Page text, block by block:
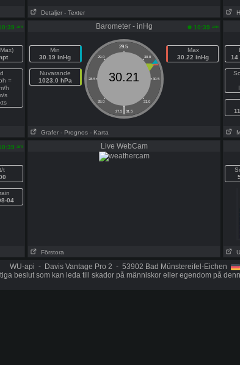
Detaljer - Texter
am
=
h
s
Barometer - inHg 10:39 am
Min
30.19 inHg
Nuvarande
1023.0 hPa
29.5
29.0 30.0
28.5 30.5
28.0 31.0
|
27.5 31.5
30.21
Max
30.22 inHg
Grafer - Prognos - Karta
14
am
t
04
Live WebCam
Förstora
WU-api - Davis Vantage Pro 2 - 53902 Bad Münstereifel-Eichen
beslut som kan leda till skador på människor eller egendom på